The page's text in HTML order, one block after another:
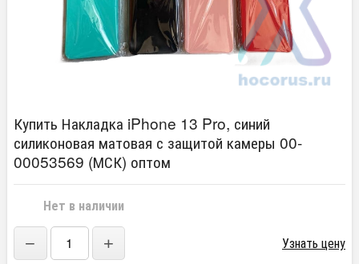
Купить Накладка iPhone 13 Pro, синий
силиконовая матовая с защитой камеры 00-
00053569 (МСК) оптом
Нет в наличии
− + Узнать цену